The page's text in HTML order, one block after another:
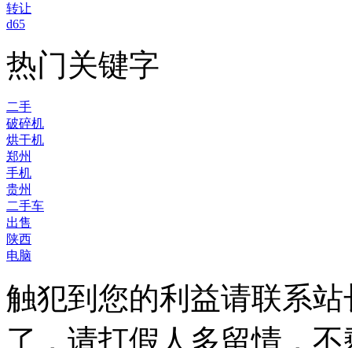
转让
d65
热门关键字
二手
破碎机
烘干机
郑州
手机
贵州
二手车
出售
陕西
电脑
触犯到您的利益请联系
了，请打假人多留情，